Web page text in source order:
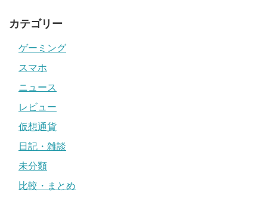
カテゴリー
ゲーミング
スマホ
ニュース
レビュー
仮想通貨
日記・雑談
未分類
比較・まとめ